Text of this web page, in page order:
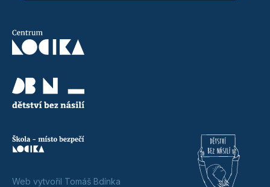
Web vytvořil Tomáš Bdínka